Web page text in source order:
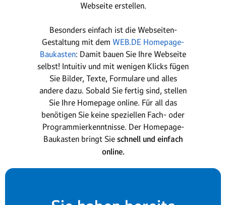
Webseite erstellen.
Besonders einfach ist die Webseiten-
Gestaltung mit dem WEB.DE Homepage-
Baukasten: Damit bauen Sie Ihre Webseite
selbst! Intuitiv und mit wenigen Klicks fügen
Sie Bilder, Texte, Formulare und alles
andere dazu. Sobald Sie fertig sind, stellen
Sie Ihre Homepage online. Für all das
benötigen Sie keine speziellen Fach- oder
Programmierkenntnisse. Der Homepage-
Baukasten bringt Sie schnell und einfach
online.